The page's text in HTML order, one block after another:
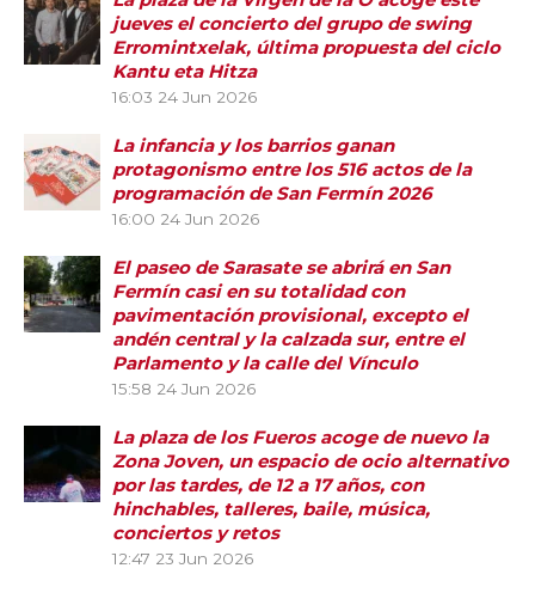
jueves el concierto del grupo de swing
Erromintxelak, última propuesta del ciclo
Kantu eta Hitza
16:03 24 Jun 2026
La infancia y los barrios ganan
protagonismo entre los 516 actos de la
programación de San Fermín 2026
16:00 24 Jun 2026
El paseo de Sarasate se abrirá en San
Fermín casi en su totalidad con
pavimentación provisional, excepto el
andén central y la calzada sur, entre el
Parlamento y la calle del Vínculo
15:58 24 Jun 2026
La plaza de los Fueros acoge de nuevo la
Zona Joven, un espacio de ocio alternativo
por las tardes, de 12 a 17 años, con
hinchables, talleres, baile, música,
conciertos y retos
12:47 23 Jun 2026